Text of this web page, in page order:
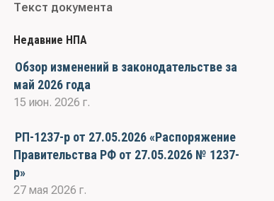
Текст документа
Недавние НПА
Обзор изменений в законодательстве за
май 2026 года
15 июн. 2026 г.
РП-1237-р от 27.05.2026 «Распоряжение
Правительства РФ от 27.05.2026 № 1237-
р»
27 мая 2026 г.